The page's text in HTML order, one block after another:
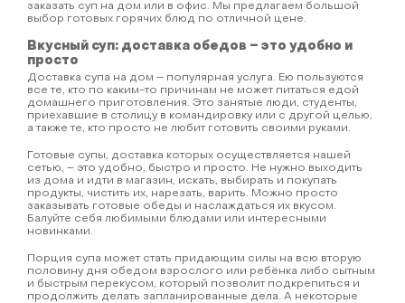
заказать суп на дом или в офис. Мы предлагаем большой
выбор готовых горячих блюд по отличной цене.
Вкусный суп: доставка обедов – это удобно и
просто
Доставка супа на дом – популярная услуга. Ею пользуются
все те, кто по каким-то причинам не может питаться едой
домашнего приготовления. Это занятые люди, студенты,
приехавшие в столицу в командировку или с другой целью,
а также те, кто просто не любит готовить своими руками.
Готовые супы, доставка которых осуществляется нашей
сетью, – это удобно, быстро и просто. Не нужно выходить
из дома и идти в магазин, искать, выбирать и покупать
продукты, чистить их, нарезать, варить. Можно просто
заказывать готовые обеды и наслаждаться их вкусом.
Балуйте себя любимыми блюдами или интересными
новинками.
Порция супа может стать придающим силы на всю вторую
половину дня обедом взрослого или ребёнка либо сытным
и быстрым перекусом, который позволит подкрепиться и
продолжить делать запланированные дела. А некоторые